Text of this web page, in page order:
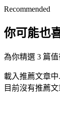
Recommended
你可能也
為你精選 3 篇
載入推薦文章中
目前沒有推薦